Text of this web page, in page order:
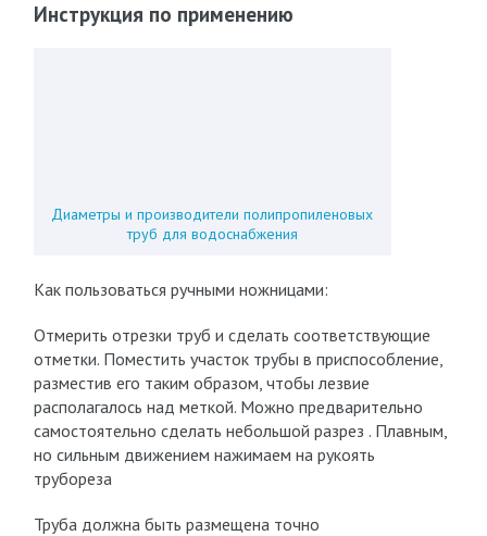
Инструкция по применению
Диаметры и производители полипропиленовых
труб для водоснабжения
Как пользоваться ручными ножницами:
Отмерить отрезки труб и сделать соответствующие
отметки. Поместить участок трубы в приспособление,
разместив его таким образом, чтобы лезвие
располагалось над меткой. Можно предварительно
самостоятельно сделать небольшой разрез . Плавным,
но сильным движением нажимаем на рукоять
трубореза
Труба должна быть размещена точно